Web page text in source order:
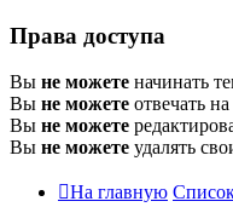
Права доступа
Вы не можете начинать
Вы не можете отвечать
Вы не можете
Вы не можете удалять
На главную